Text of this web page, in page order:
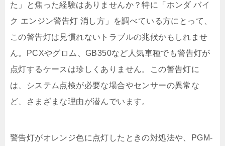
た」と焦った経験はありませんか？特に「ホンダ バイ
ク エンジン警告灯 消し方」を調べている方にとって、
この警告灯は見慣れないトラブルの兆候かもしれませ
ん。PCXやグロム、GB350など人気車種でも警告灯が
点灯するケースは珍しくありません。この警告灯に
は、システム点検が必要な場合やセンサーの異常な
ど、さまざまな理由が潜んでいます。
警告灯がオレンジ色に点灯したときの対処法や、PGM-